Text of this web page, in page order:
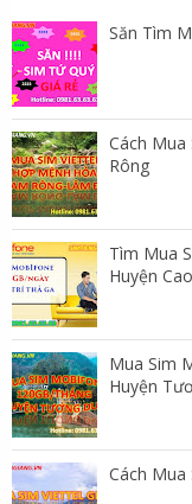
Săn Tìm
Cách
Rông
Tìm Mua
Huyện
Mua Sim
Huyện
Cách Mua